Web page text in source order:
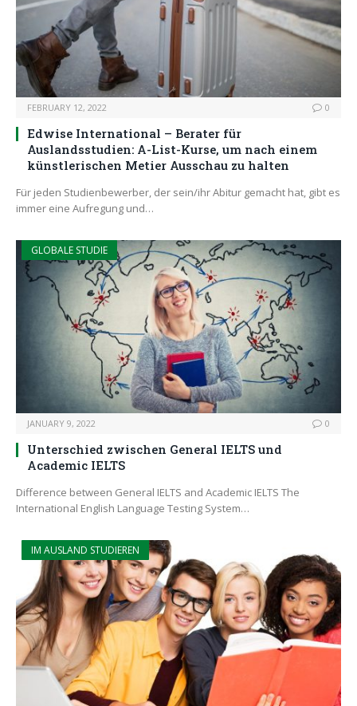
FEBRUARY 12, 2022 0
Edwise International – Berater für
Auslandsstudien: A-List-Kurse, um nach einem
künstlerischen Metier Ausschau zu halten
Für jeden Studienbewerber, der sein/ihr Abitur gemacht hat, gibt es
immer eine Aufregung und…
GLOBALE STUDIE
JANUARY 9, 2022 0
Unterschied zwischen General IELTS und
Academic IELTS
Difference between General IELTS and Academic IELTS The
International English Language Testing System…
IM AUSLAND STUDIEREN